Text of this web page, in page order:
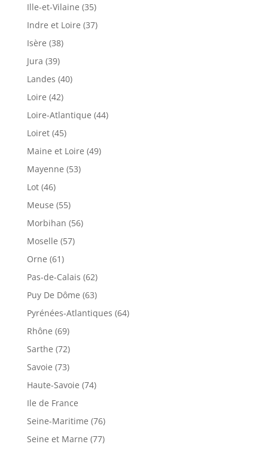
Ille-et-Vilaine (35)
Indre et Loire (37)
Isère (38)
Jura (39)
Landes (40)
Loire (42)
Loire-Atlantique (44)
Loiret (45)
Maine et Loire (49)
Mayenne (53)
Lot (46)
Meuse (55)
Morbihan (56)
Moselle (57)
Orne (61)
Pas-de-Calais (62)
Puy De Dôme (63)
Pyrénées-Atlantiques (64)
Rhône (69)
Sarthe (72)
Savoie (73)
Haute-Savoie (74)
Ile de France
Seine-Maritime (76)
Seine et Marne (77)